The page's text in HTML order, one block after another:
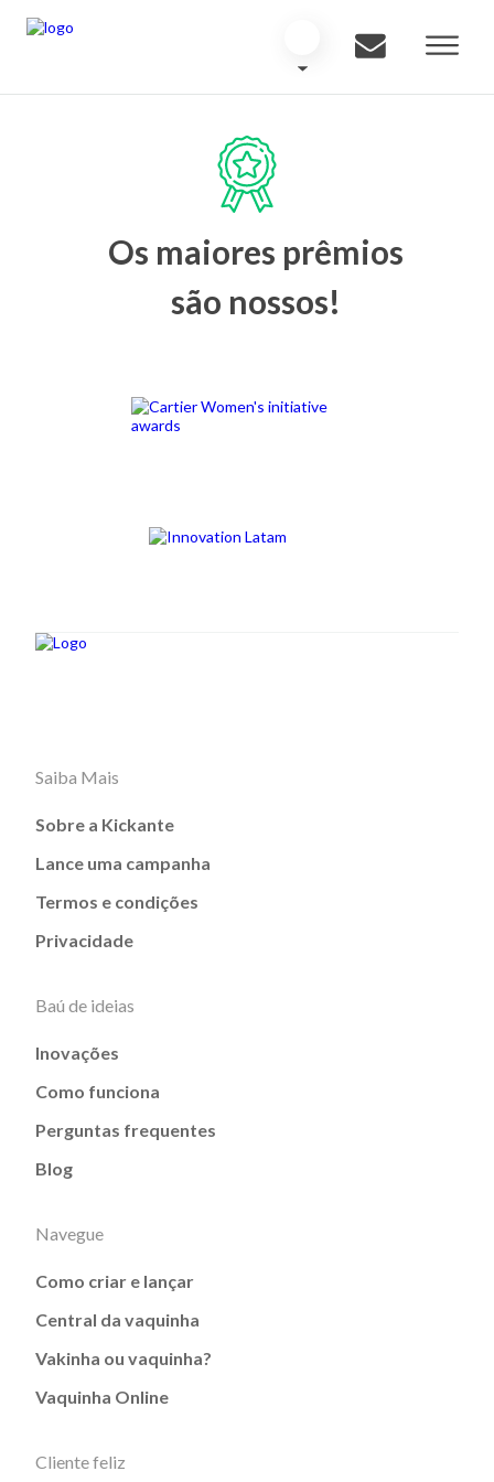
Os maiores prêmios
são nossos!
Saiba Mais
Sobre a Kickante
Lance uma campanha
Termos e condições
Privacidade
Baú de ideias
Inovações
Como funciona
Perguntas frequentes
Blog
Navegue
Como criar e lançar
Central da vaquinha
Vakinha ou vaquinha?
Vaquinha Online
Cliente feliz